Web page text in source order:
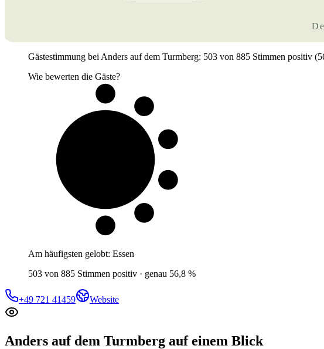
Gästestimmung bei Anders auf dem Turmberg: 503 von 885 Stimmen positiv
Wie bewerten die Gäste?
Am häufigsten gelobt: Essen
503 von 885 Stimmen positiv · genau 56,8 %
+49 721 41459 Website
Anders auf dem Turmberg auf einem Blick